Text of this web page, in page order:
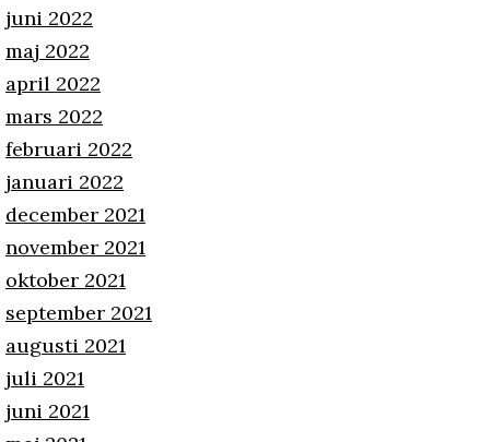
juni 2022
maj 2022
april 2022
mars 2022
februari 2022
januari 2022
december 2021
november 2021
oktober 2021
september 2021
augusti 2021
juli 2021
juni 2021